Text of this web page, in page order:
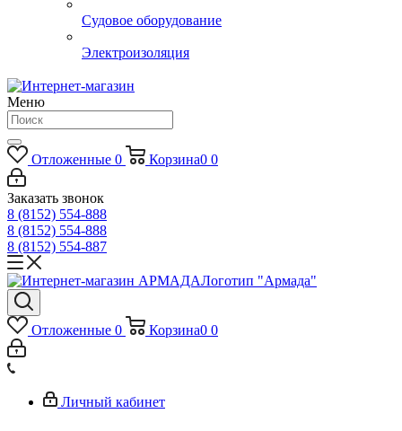
Судовое оборудование
Электроизоляция
Меню
Отложенные 0 Корзина0 0
Заказать звонок
8 (8152) 554-888
8 (8152) 554-888
8 (8152) 554-887
Логотип "Армада"
Отложенные 0 Корзина0 0
Личный кабинет